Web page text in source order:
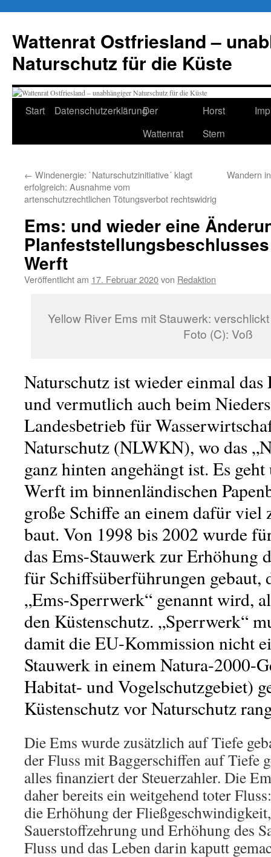
springen
Wattenrat Ostfriesland –
Naturschutz für die Küste
Start DatenschutzerklärungDer
Wattenrat
Horst
Stern
← Windenergie: `Naturschutzinitiative´ klagt
erfolgreich: Ausnahme vom
artenschutzrechtlichen Tötungsverbot rechtswidrig
Wandern
Ems: und wieder eine
Werft
Veröffentlicht am 17. Februar 2020von Redaktion
Yellow River Ems mit Stauwerk:
Foto (C): Voß
Naturschutz ist wieder einmal
und vermutlich auch beim
Landesbetrieb für
Naturschutz (NLWKN), wo das
ganz hinten angehängt ist. Es
Werft im binnenländischen
große Schiffe an einem dafür viel
baut. Von 1998 bis 2002 wurde
das Ems-Stauwerk zur Erhöhung
für Schiffsüberführungen gebaut,
„Ems-Sperrwerk“ genannt wird,
den Küstenschutz. „Sperrwerk“
damit die EU-Kommission nicht
Stauwerk in einem Natura-2000-
Habitat- und Vogelschutzgebiet)
Küstenschutz vor Naturschutz
Die Ems wurde zusätzlich auf Tiefe
der Fluss mit Baggerschiffen auf Tiefe
alles finanziert der Steuerzahler. Die
daher bereits ein weitgehend toter
die Erhöhung der
Sauerstoffzehrung und Erhöhung des
Fluss und das Leben darin kaputt